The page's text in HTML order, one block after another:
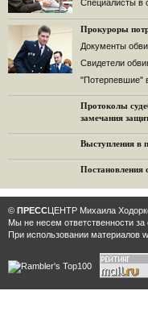
12.08.2014
Граждане не хотят платить по
Решение Гаагского суда о
поддержали 12%.
129 комментариев
Вечер у Ходорковских.
11.08.2014
достойная
Гости и
память
10
Марина
«Я долго
"Новая"
Cпециалисты в
Прокуроры
Документы
Свидетели
"Потерпевшие"
Протоколы
замечания
Выступления в
Постановления
© ПРЕССЦЕНТР Михаила
Мы не несем ответственности
При использовании материалов